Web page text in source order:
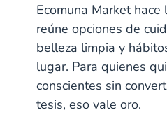
Ecomuna Market
reúne opciones de
belleza limpia y
lugar. Para quienes
conscientes sin
tesis, eso vale oro.